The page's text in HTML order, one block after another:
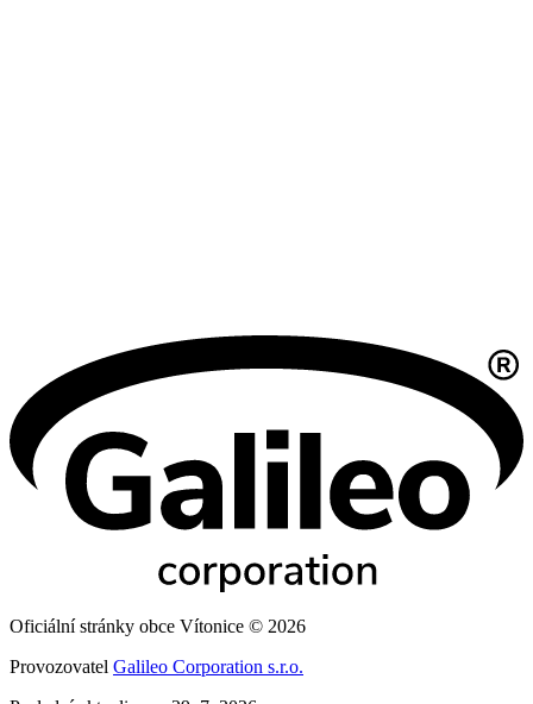
Oficiální stránky obce Vítonice © 2026
Provozovatel Galileo Corporation s.r.o.